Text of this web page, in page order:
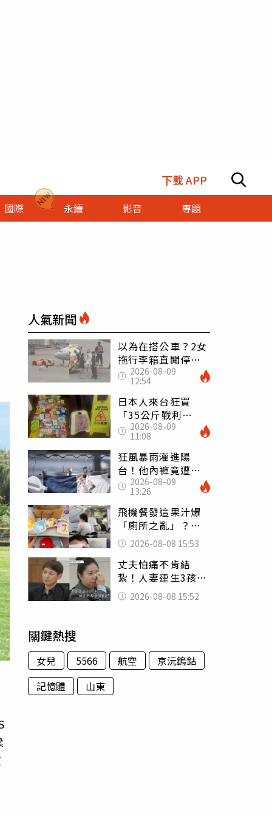
下載 APP
國際 永續 影音 專題
人氣新聞
以為在搭公車？2女
拖行李箱直闖停機
坪「揮手攔機」
荒謬影片曝網傻眼
2026-08-09
12:54
日本人來台狂買
「35公斤戰利
品」 連拜拜用紅
盤、「小心地滑」
告示牌也帶回家
2026-08-09
11:08
狂風暴雨灌進陽
台！他內褲竟遭颱
風吹走 陳世軒神
回1句笑翻上萬網友
2026-08-09
13:26
飛機餐發這果汁爆
「廁所之亂」？乘
客崩潰：差點丟大
臉 醫揭3類人別亂
喝
2026-08-08 15:53
丈夫怕痛不肯結
紮！人妻連生3孩
控遭家暴淚喊：真
的好累
2026-08-08 15:52
關鍵熱搜
女兒 5566 航空
京沅鎢鈷
記憶體
山東